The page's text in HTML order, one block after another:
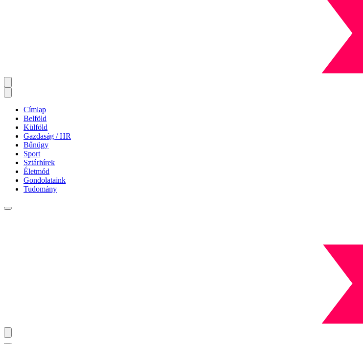
Címlap
Belföld
Külföld
Gazdaság / HR
Bűnügy
Sport
Sztárhírek
Életmód
Gondolataink
Tudomány